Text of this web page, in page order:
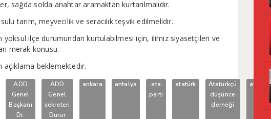
sağda solda anahtar aramaktan kurtarılmalıdır.
tarım, meyvecilik ve seracılık teşvik edilmelidir.
yoksul ilçe durumundan kurtulabilmesi için, ilimiz siyasetçileri ve
merak konusu.
beklemektedir.
ADD
Genel
Başkanı
Dr.
ADD
Genel
sekreteri
Durur
ankara antalya
ata
parti
atatürk
Atatürkçü
düşünce
derneği
aydın